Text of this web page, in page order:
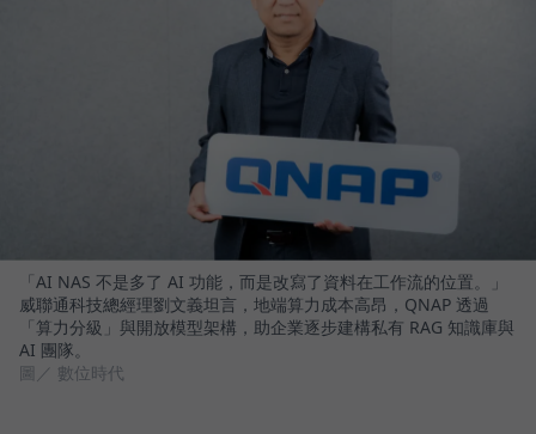
「AI NAS 不是多了 AI 功能，而是改寫了資料在工作流的位置。」
威聯通科技總經理劉文義坦言，地端算力成本高昂，QNAP 透過
「算力分級」與開放模型架構，助企業逐步建構私有 RAG 知識庫與
AI 團隊。
圖／ 數位時代